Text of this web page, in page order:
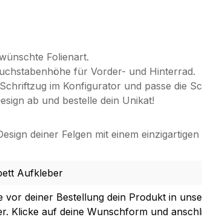
Folienart.
für Vorder- und Hinterrad.
im Konfigurator und passe die
ab und bestelle dein Unikat!
deiner Felgen mit einem
Aufkleber
vor deiner Bestellung dein Produkt in
Klicke auf deine Wunschform und